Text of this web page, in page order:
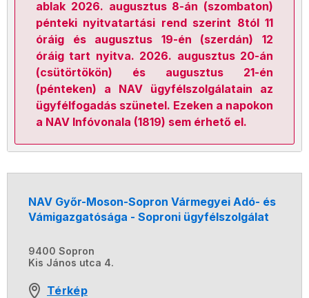
ablak 2026. augusztus 8-án (szombaton)
pénteki nyitvatartási rend szerint 8tól 11
óráig és augusztus 19-én (szerdán) 12
óráig tart nyitva. 2026. augusztus 20-án
(csütörtökön) és augusztus 21-én
(pénteken) a NAV ügyfélszolgálatain az
ügyfélfogadás szünetel. Ezeken a napokon
a NAV Infóvonala (1819) sem érhető el.
NAV Győr-Moson-Sopron Vármegyei Adó- és
Vámigazgatósága - Soproni ügyfélszolgálat
9400 Sopron
Kis János utca 4.
Térkép